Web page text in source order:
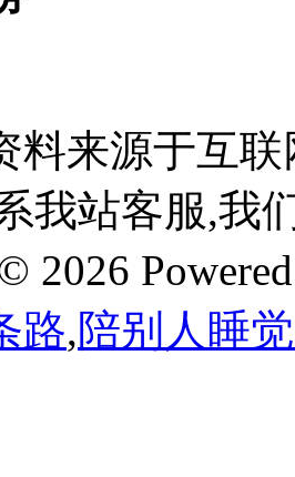
料来源于互
我站客服,我
2026
路,陪别人睡